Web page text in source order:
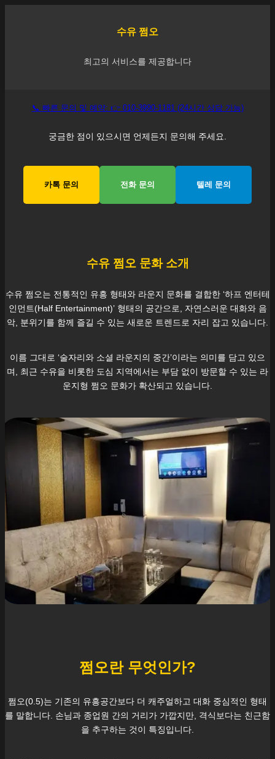
수유 쩜오
최고의 서비스를 제공합니다
📞 빠른 문의 및 예약: 👉 010-3990-1181 (24시간 상담 가능)
궁금한 점이 있으시면 언제든지 문의해 주세요.
카톡 문의 전화 문의 텔레 문의
수유쩜오 문화 소개
수유 쩜오는 전통적인 유흥 형태와 라운지 문화를 결합한 ‘하프 엔터테
인먼트(Half Entertainment)’ 형태의 공간으로, 자연스러운 대화와 음
악, 분위기를 함께 즐길 수 있는 새로운 트렌드로 자리 잡고 있습니다.
이름 그대로 ‘술자리와 소셜 라운지의 중간’이라는 의미를 담고 있으
며, 최근 수유을 비롯한 도심 지역에서는 부담 없이 방문할 수 있는 라
운지형 쩜오 문화가 확산되고 있습니다.
쩜오란 무엇인가?
쩜오(0.5)는 기존의 유흥공간보다 더 캐주얼하고 대화 중심적인 형태
를 말합니다. 손님과 종업원 간의 거리가 가깝지만, 격식보다는 친근함
을 추구하는 것이 특징입니다.